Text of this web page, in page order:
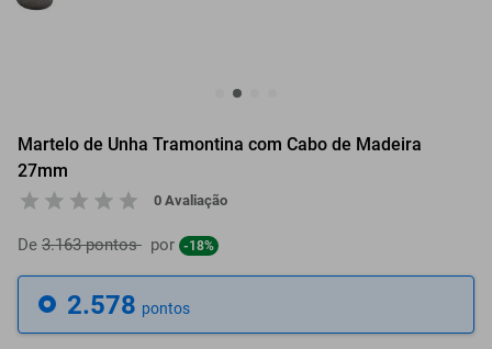
Martelo de Unha Tramontina com Cabo de Madeira
27mm
0 Avaliação
De 3.163 pontos por -18%
2.578 pontos